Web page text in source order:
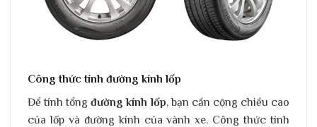
Công thức tính đường kính lốp
Để tính tổngđường kính lốp, bạn cần cộng chiều cao
của lốp và đường kính của vành xe. Công thức tính